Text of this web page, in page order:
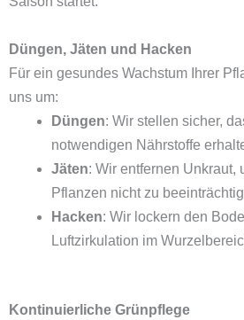
Düngen, Jäten und Hacken
Für ein gesundes Wachstum Ihrer
uns um:
Düngen: Wir stellen sicher,
notwendigen Nährstoffe
Jäten: Wir entfernen Unkraut,
Pflanzen nicht zu
Hacken: Wir lockern den
Luftzirkulation im
Kontinuierliche Grünpflege